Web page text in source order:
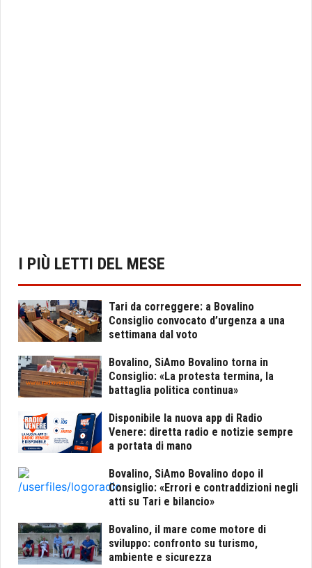
I PIÙ LETTI DEL MESE
Tari da correggere: a Bovalino
Consiglio convocato d’urgenza a una
settimana dal voto
Bovalino, SiAmo Bovalino torna in
Consiglio: «La protesta termina, la
battaglia politica continua»
Disponibile la nuova app di Radio
Venere: diretta radio e notizie sempre
a portata di mano
Bovalino, SiAmo Bovalino dopo il
Consiglio: «Errori e contraddizioni negli
atti su Tari e bilancio»
Bovalino, il mare come motore di
sviluppo: confronto su turismo,
ambiente e sicurezza